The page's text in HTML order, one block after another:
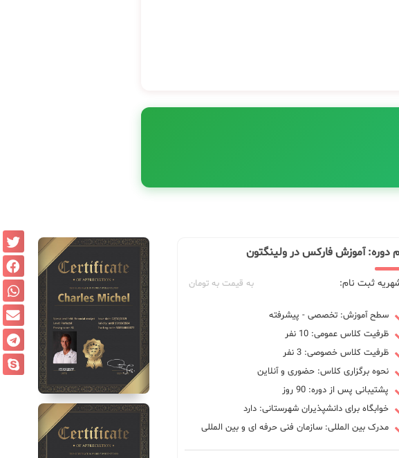
دوره: آموزش فارکس در ولینگتون
ثبت نام: به قیمت به تومان
سطح آموزش: تخصصی - پیشرفته
ظرفیت کلاس عمومی: 10 نفر
ظرفیت کلاس خصوصی: 3 نفر
نحوه برگزاری کلاس: حضوری و آنلاین
پشتیبانی پس از دوره: 90 روز
خوابگاه برای دانشپذیران شهرستانی: دارد
مدرک بین المللی: سازمان فنی حرفه ای و بین المللی